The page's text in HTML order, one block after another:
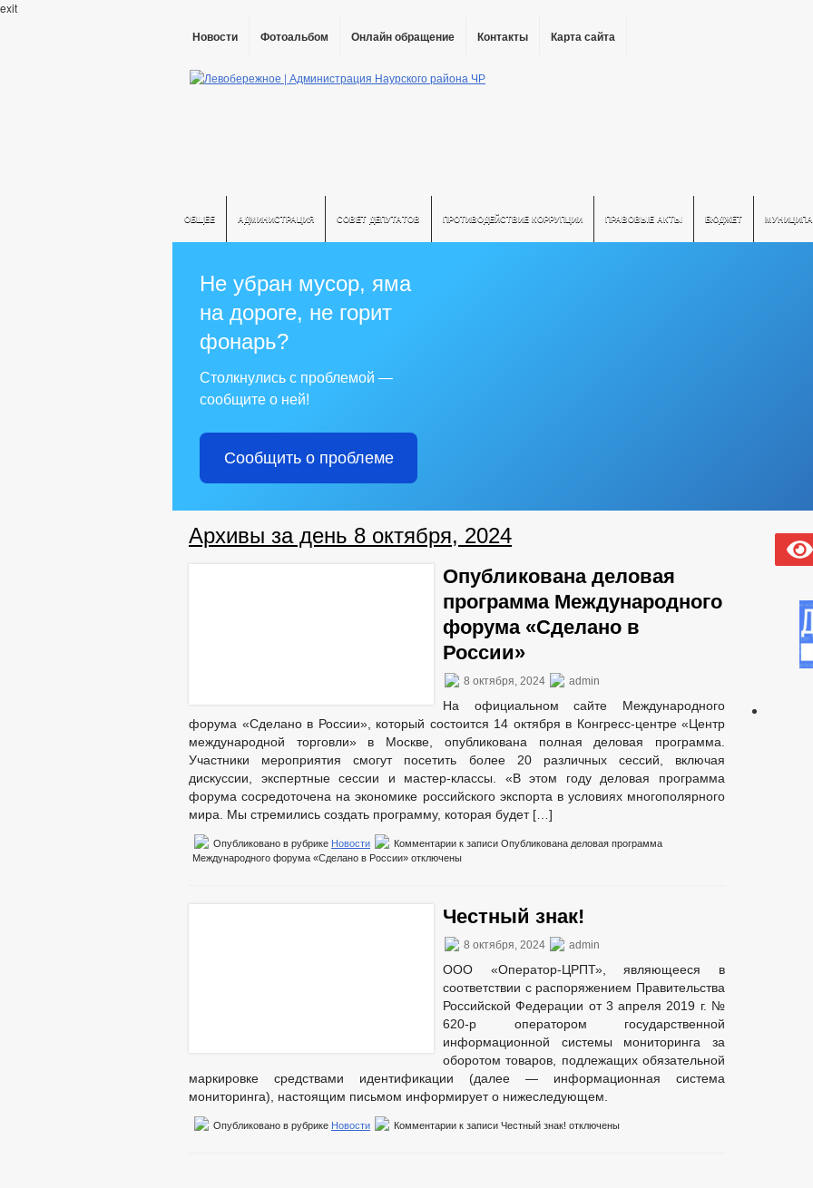
exit
Новости Фотоальбом Онлайн обращение Контакты Карта сайта
ОБЩЕЕ АДМИНИСТРАЦИЯ СОВЕТ ДЕПУТАТОВ ПРОТИВОДЕЙСТВИЕ КОРРУПЦИИ ПРАВОВЫЕ АКТЫ БЮДЖЕТ
Не убран мусор, яма
на дороге, не горит
фонарь?
Столкнулись с проблемой —
сообщите о ней!
Сообщить о проблеме
Архивы за день 8 октября, 2024
Опубликована деловая
программа Международного
форума «Сделано в
России»
8 октября, 2024 admin
На официальном сайте Международного
форума «Сделано в России», который состоится 14 октября в Конгресс-центре «Центр
международной торговли» в Москве, опубликована полная деловая программа.
Участники мероприятия смогут посетить более 20 различных сессий, включая
дискуссии, экспертные сессии и мастер-классы. «В этом году деловая программа
форума сосредоточена на экономике российского экспорта в условиях многополярного
мира. Мы стремились создать программу, которая будет […]
Опубликовано в рубрике Новости Комментарии к записи Опубликована деловая программа
Международного форума «Сделано в России» отключены
Честный знак!
8 октября, 2024 admin
ООО «Оператор-ЦРПТ», являющееся в
соответствии с распоряжением Правительства
Российской Федерации от 3 апреля 2019 г. №
620-р оператором государственной
информационной системы мониторинга за
оборотом товаров, подлежащих обязательной
маркировке средствами идентификации (далее — информационная система
мониторинга), настоящим письмом информирует о нижеследующем.
Опубликовано в рубрике Новости Комментарии к записи Честный знак! отключены